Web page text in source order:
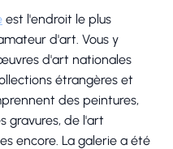
est l'endroit le plus
d'art. Vous y
d'art nationales
étrangères et
des peintures,
gravures, de l'art
encore. La galerie a été